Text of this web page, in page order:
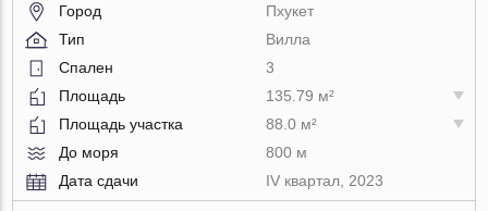
Город
Пхукет
Тип
Вилла
Спален
3
Площадь
135.79 м²
Площадь участка
88.0 м²
До моря
800 м
Дата сдачи
IV квартал, 2023